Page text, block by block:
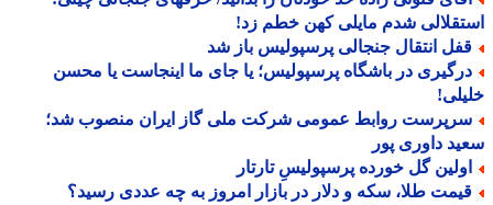
شدم مایلی کهن خطم زد!
انتقال جنجالی پرسپولیس باز شد
در باشگاه پرسپولیس؛ یا جای ما اینجاست یا محسن
روابط عمومی شرکت ملی گاز ایران منصوب شد؛
داوری پور
گل خورده پرسپولیسِ تارتار
طلا، سکه و دلار در بازار امروز به چه عددی رسید؟